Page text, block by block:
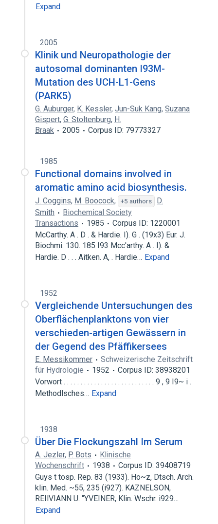
Expand
2005
Klinik und Neuropathologie der
autosomal dominanten I93M-
Mutation des UCH-L1-Gens
(PARK5)
G. Auburger, K. Kessler, Jun-Suk Kang, Suzana
Gispert, G. Stoltenburg, H.
Braak
2005 Corpus ID: 79773327
1985
Functional domains involved in
aromatic amino acid biosynthesis.
J. Coggins, M. Boocock, +5 authors
D.
Smith
Biochemical Society
Transactions
1985
Corpus ID: 1220001
McCarthy. A . D . & Hardie. I). G . (19x3) Eur. J.
Biochmi. 130. 185 I93 Mcc'arthy. A . I). &
Hardie. D . . . Aitken. A, . Hardie… Expand
1952
Vergleichende Untersuchungen des
Oberflächenplanktons von vier
verschieden-artigen Gewässern in
der Gegend des Pfäffikersees
E. Messikommer
Schweizerische Zeitschrift
für Hydrologie
1952
Corpus ID: 38938201
Vorwort . . . . . . . . . . . . . . . . . . . . . . . . . . . 9 , 9 I9~ i .
Methodlsches… Expand
1938
Über Die Flockungszahl Im Serum
A. Jezler, P. Bots
Klinische
Wochenschrift
1938
Corpus ID: 39408719
Guys t tosp. Rep. 83 (1933). Ho~z, Dtsch. Arch.
klin. Med. ~55, 235 (i927). KAZNELSON,
REIlVIANN U. "YVEINER, Klin. Wschr. i929…
Expand